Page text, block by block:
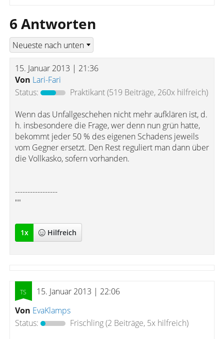
6 Antworten
15. Januar 2013 | 21:36
Von Lari-Fari
Status:
Praktikant(519 Beiträge, 260x hilfreich)
Wenn das Unfallgeschehen nicht mehr aufklären ist, d.
h. insbesondere die Frage, wer denn nun grün hatte,
bekommt jeder 50 % des eigenen Schadens jeweils
vom Gegner ersetzt. Den Rest reguliert man dann über
die Vollkasko, sofern vorhanden.
-----------------
""
1x Hilfreich
15. Januar 2013 | 22:06
Von EvaKlamps
Status:
Frischling(2 Beiträge, 5x hilfreich)